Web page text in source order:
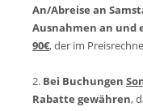
An/Abreise an
Ausnahmen an und
90€, der im
2. Bei Buchungen
Rabatte gewähren,